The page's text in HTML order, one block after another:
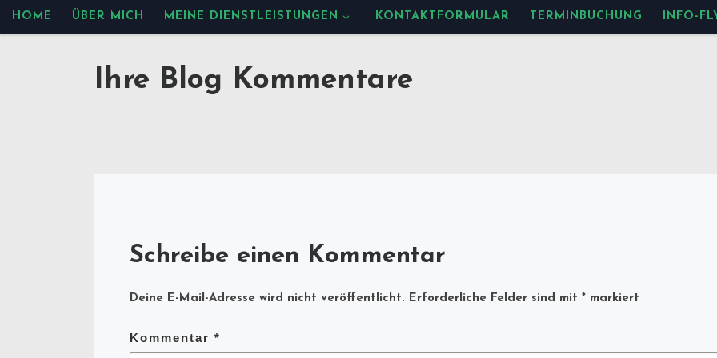
Zum Inhalt springen
HOME ÜBER MICH MEINE DIENSTLEISTUNGEN KONTAKTFORMULAR TERMINBUCHUNG INFO-
Ihre Blog Kommentare
Schreibe einen Kommentar
Deine E-Mail-Adresse wird nicht veröffentlicht. Erforderliche Felder sind mit * markiert
Kommentar *